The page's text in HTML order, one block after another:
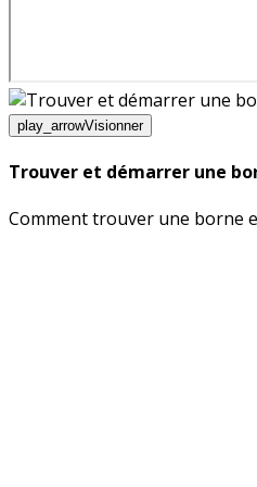
play_arrowVisionner
Trouver et démarrer une
Comment trouver une borne